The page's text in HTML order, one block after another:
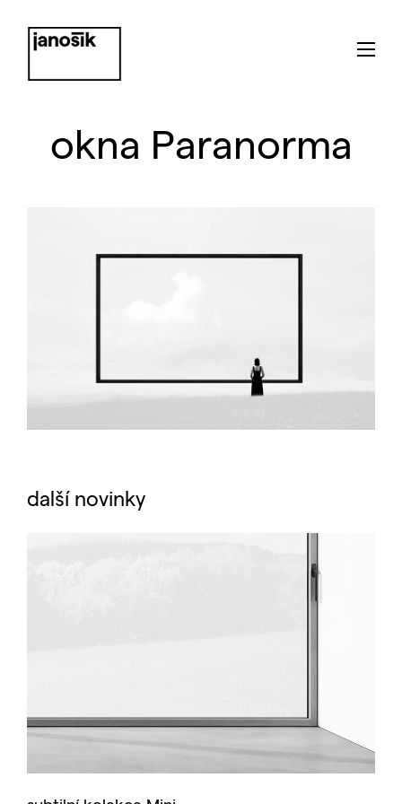
okna Paranorma
další novinky